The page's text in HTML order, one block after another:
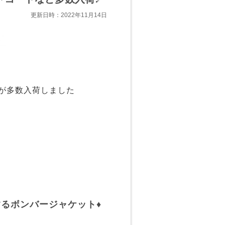
更新日時：2022年11月14日
多数入荷しました
ボンバージャケット♦